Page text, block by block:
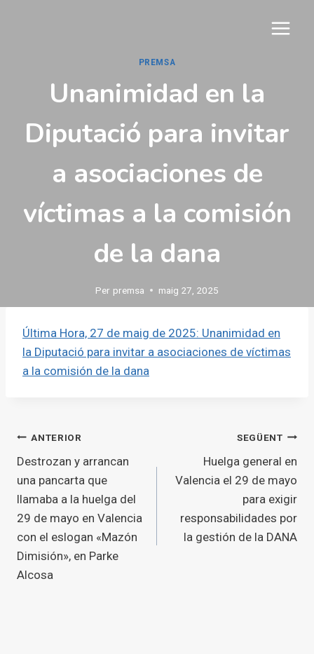
PREMSA
Unanimidad en la
Diputació para invitar
a asociaciones de
víctimas a la comisión
de la dana
Per premsa maig 27, 2025
Última Hora, 27 de maig de 2025: Unanimidad en
la Diputació para invitar a asociaciones de víctimas
a la comisión de la dana
Navegació
d'entrades
ANTERIOR
Destrozan y arrancan
una pancarta que
llamaba a la huelga del
29 de mayo en Valencia
con el eslogan «Mazón
Dimisión», en Parke
Alcosa
SEGÜENT
Huelga general en
Valencia el 29 de mayo
para exigir
responsabilidades por
la gestión de la DANA